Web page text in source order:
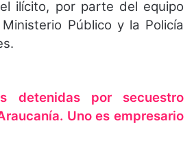
ilícito, por parte del equipo
Público y la Policía
detenidas por secuestro
Uno es empresario